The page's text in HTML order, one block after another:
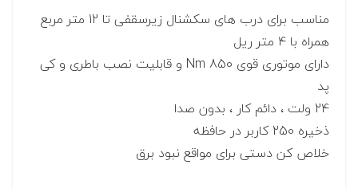
مناسب برای درب های سکشنال زیرسقفی تا 12 متر مربع
همراه با 4 متر ریل
دارای موتوری قوی 850 Nm و قابلیت نصب باطری و کی
پد
24 ولت ، دائم کار ، بدون صدا
ذخیره 250 کاربر در حافظه
خلاص کن دستی برای مواقع نبود برق